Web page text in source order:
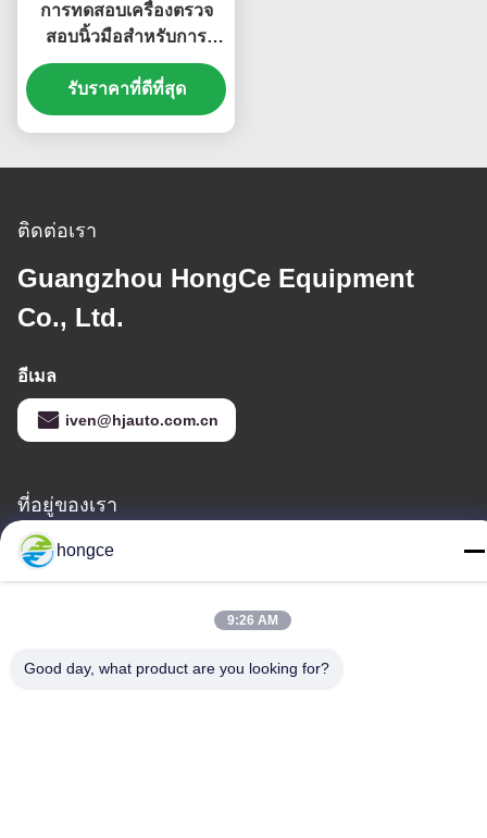
การทดสอบเครื่องตรวจ
สอบนิ้วมือสําหรับการ
ทดสอบความปลอดภัยของ
อุปกรณ์ครัวเรือน ตาม
มาตรฐาน IEC 61032
รับราคาที่ดีที่สุด
ติดต่อเรา
Guangzhou HongCe Equipment
Co., Ltd.
อีเมล
iven@hjauto.com.cn
ที่อยู่ของเรา
ที่อยู่ :
86-18998460309
hongce
9:26 AM
Good day, what product are you looking for?